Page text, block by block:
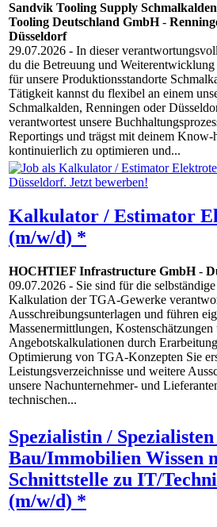
Sandvik Tooling Supply
Tooling Deutschland GmbH-
Düsseldorf
29.07.2026 - In dieser
du die Betreuung und Weiterentwicklung
für unsere Produktionsstandorte
Tätigkeit kannst du flexibel an einem
Schmalkalden, Renningen oder
verantwortest unsere
Reportings und trägst mit deinem Know-
kontinuierlich zu optimieren und...
Kalkulator / Estimator
(m/w/d) *
HOCHTIEF Infrastructure GmbH-
09.07.2026 - Sie sind für die
Kalkulation der TGA-Gewerke
Ausschreibungsunterlagen und führen
Massenermittlungen, Kostenschätzungen
Angebotskalkulationen durch
Optimierung von TGA-Konzepten Sie
Leistungsverzeichnisse und weitere
unsere Nachunternehmer- und
technischen...
Spezialistin /
Bau/Immobilien Wissen
Schnittstelle zu IT/
(m/w/d) *